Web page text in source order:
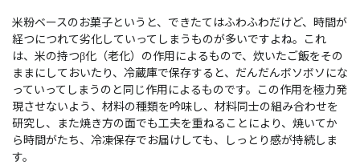
米粉ベースのお菓子というと、できたてはふわふわだけど、時間が
経つにつれて劣化していってしまうものが多いですよね。これ
は、米の持つβ化（老化）の作用によるもので、炊いたご飯をその
ままにしておいたり、冷蔵庫で保存すると、だんだんボソボソにな
っていってしまうのと同じ作用によるものです。この作用を極力発
現させないよう、材料の種類を吟味し、材料同士の組み合わせを
研究し、また焼き方の面でも工夫を重ねることにより、焼いてか
ら時間がたち、冷凍保存でお届けしても、しっとり感が持続しま
す。